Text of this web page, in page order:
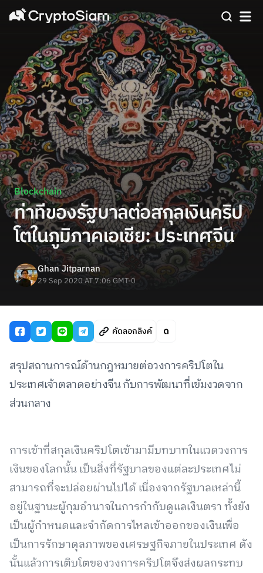
Blockchain
ท่าทีของรัฐบาลต่อสกุลเงินคริป
โตในภูมิภาคเอเชีย: ประเทศจีน
Ghan Jitparnan
29 Sep 2020 AT 7:06 GMT-0
คัดลอกลิงค์
สรุปสถานการณ์ด้านกฎหมายต่อวงการคริปโตใน
ประเทศเจ้าตลาดอย่างจีน กับการพัฒนาที่เข้มงวดจาก
ส่วนกลาง
การเข้าที่สกุลเงินคริปโตเข้ามามีบทบาทในแวดวงการ
เงินของโลกนั้น เป็นสิ่งที่รัฐบาลของแต่ละประเทศไม่
สามารถที่จะปล่อยผ่านไปได้ เนื่องจากรัฐบาลเหล่านี้
อยู่ในฐานะผู้กุมอำนาจในการกำกับดูแลเงินตรา ทั้งยัง
เป็นผู้กำหนดและจำกัดการไหลเข้าออกของเงินเพื่อ
เป็นการรักษาดุลภาพของเศรษฐกิจภายในประเทศ ดัง
นั้นแล้วการเติบโตของวงการคริปโตจึงส่งผลกระทบ